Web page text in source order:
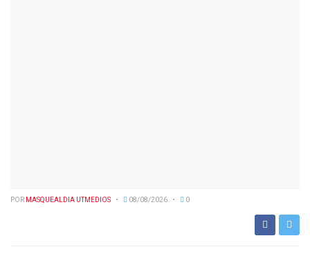
POR MASQUEALDIA UTMEDIOS 08/08/2026 0